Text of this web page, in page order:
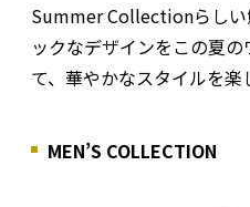
Summer Collectionらしい
ックなデザインをこの夏
て、華やかなスタイルを楽
MEN’S COLLECTION